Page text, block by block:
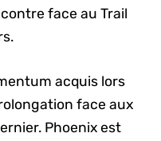
face au Trail
acquis lors
face aux
Phoenix est